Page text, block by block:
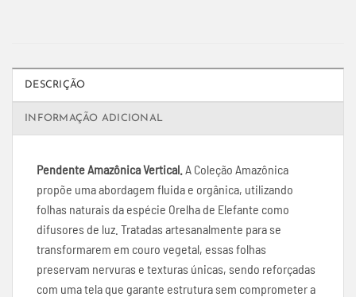
DESCRIÇÃO
INFORMAÇÃO ADICIONAL
Pendente Amazônica Vertical. A Coleção Amazônica
propõe uma abordagem fluida e orgânica, utilizando
folhas naturais da espécie Orelha de Elefante como
difusores de luz. Tratadas artesanalmente para se
transformarem em couro vegetal, essas folhas
preservam nervuras e texturas únicas, sendo reforçadas
com uma tela que garante estrutura sem comprometer a